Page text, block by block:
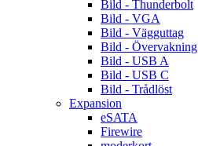
Bild - Thunderbolt
Bild - VGA
Bild - Vägguttag
Bild - Övervakning
Bild - USB A
Bild - USB C
Bild - Trådlöst
Expansion
eSATA
Firewire